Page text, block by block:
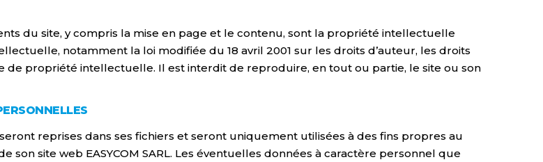
du site, y compris la mise en page et le contenu, sont la propriété intellectuelle
notamment la loi modifiée du 18 avril 2001 sur les droits d’auteur, les droits
de propriété intellectuelle. Il est interdit de reproduire, en tout ou partie, le site ou son
reprises dans ses fichiers et seront uniquement utilisées à des fins propres au
son site web EASYCOM SARL. Les éventuelles données à caractère personnel que